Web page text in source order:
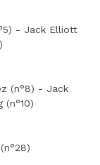
- Jack Elliott
(n°8) - Jack
(n°10)